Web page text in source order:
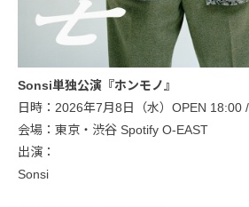
Sonsi単独公演『ホンモノ』
日時：2026年7月8日（水）OPEN 18:00
会場：東京・渋谷 Spotify O-EAST
出演：
Sonsi